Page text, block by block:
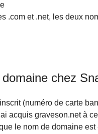
.com et .net, les deux
chez
(numéro de carte
acquis graveson.net à
le nom de domaine